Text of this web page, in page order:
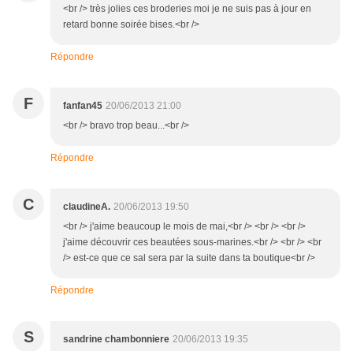
<br /> très jolies ces broderies moi je ne suis pas à jour en
retard bonne soirée bises.<br />
Répondre
F fanfan45 20/06/2013 21:00
<br /> bravo trop beau...<br />
Répondre
C claudineA. 20/06/2013 19:50
<br /> j'aime beaucoup le mois de mai,<br /> <br /> <br />
j'aime découvrir ces beautées sous-marines.<br /> <br /> <br
/> est-ce que ce sal sera par la suite dans ta boutique<br />
Répondre
S sandrine chambonniere 20/06/2013 19:35